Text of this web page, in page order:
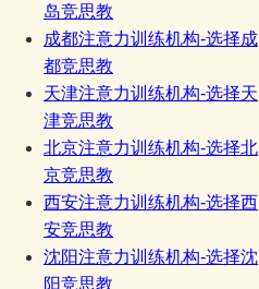
岛竞思教
成都注意力训练机构-选择成
都竞思教
天津注意力训练机构-选择天
津竞思教
北京注意力训练机构-选择北
京竞思教
西安注意力训练机构-选择西
安竞思教
沈阳注意力训练机构-选择沈
阳竞思教